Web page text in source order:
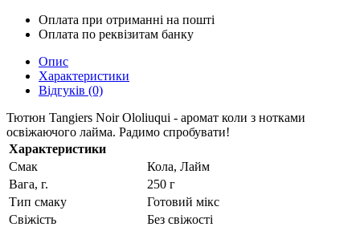
Оплата при отриманні на пошті
Оплата по реквізитам банку
Опис
Характеристики
Відгуків (0)
Тютюн Tangiers Noir Ololiuqui - аромат коли з нотками
освіжаючого лайма. Радимо спробувати!
Характеристики
Смак
Кола, Лайм
Вага, г.
250 г
Тип смаку
Готовий мікс
Свіжість
Без свіжості